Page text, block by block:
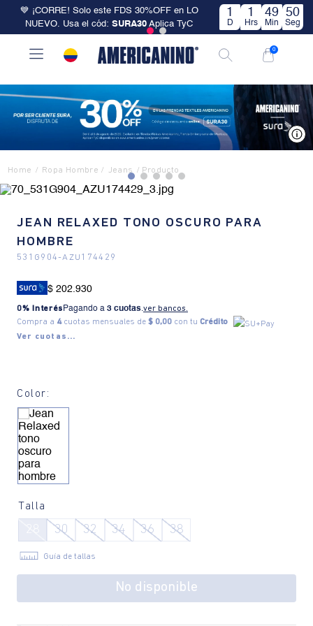
💙 ¡CORRE! Solo este FDS 30%OFF en LO
NUEVO. Usa el cód: SURA30 Aplica TyC
1
D
1
Hrs
49
Min
50
Seg
0
Ropa Hombre Jeans
JEAN RELAXED TONO OSCURO PARA
HOMBRE
531G904-AZU174429
$ 202.930
0% Interés Pagando a 3 cuotas.ver bancos.
Compra a 4cuotas mensuales de $ 0,00 con tu Crédito
Ver cuotas...
Color:
Talla
30 32 34 36 38
Guía de tallas
No disponible